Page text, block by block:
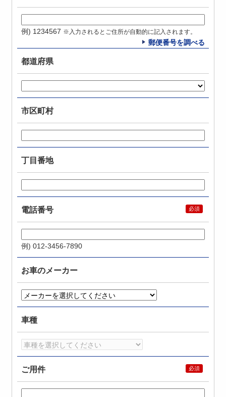
例) 1234567 ※入力されるとご住所が自動的に記入されます。
郵便番号を調べる
都道府県
市区町村
丁目番地
電話番号
例) 012-3456-7890
お車のメーカー
車種
ご用件